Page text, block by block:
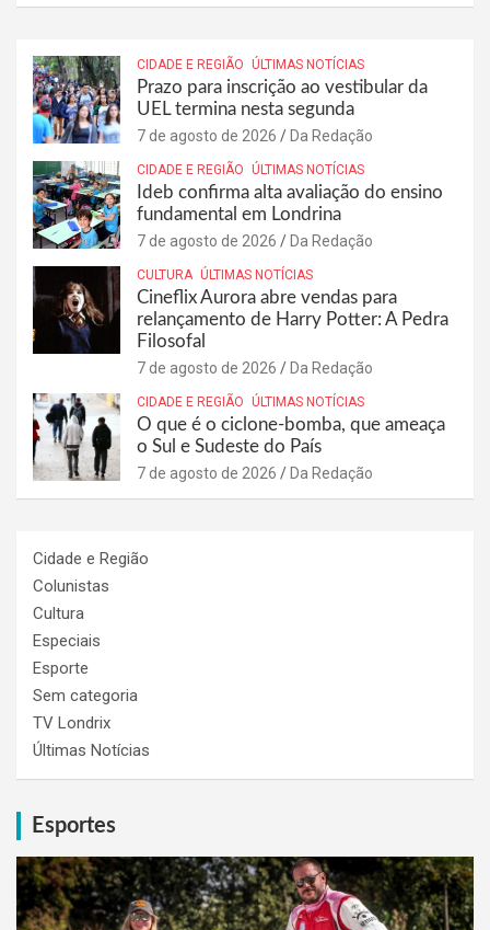
CIDADE E REGIÃO ÚLTIMAS NOTÍCIAS
Prazo para inscrição ao vestibular da
UEL termina nesta segunda
7 de agosto de 2026 Da Redação
CIDADE E REGIÃO ÚLTIMAS NOTÍCIAS
Ideb confirma alta avaliação do ensino
fundamental em Londrina
7 de agosto de 2026 Da Redação
CULTURA ÚLTIMAS NOTÍCIAS
Cineflix Aurora abre vendas para
relançamento de Harry Potter: A Pedra
Filosofal
7 de agosto de 2026 Da Redação
CIDADE E REGIÃO ÚLTIMAS NOTÍCIAS
O que é o ciclone-bomba, que ameaça
o Sul e Sudeste do País
7 de agosto de 2026 Da Redação
Cidade e Região
Colunistas
Cultura
Especiais
Esporte
Sem categoria
TV Londrix
Últimas Notícias
Esportes